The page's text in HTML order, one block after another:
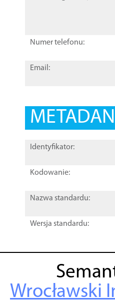
Numer telefonu:
Email:
Identyfikator:
Kodowanie:
Nazwa standardu:
Wersja standardu:
Wrocławski